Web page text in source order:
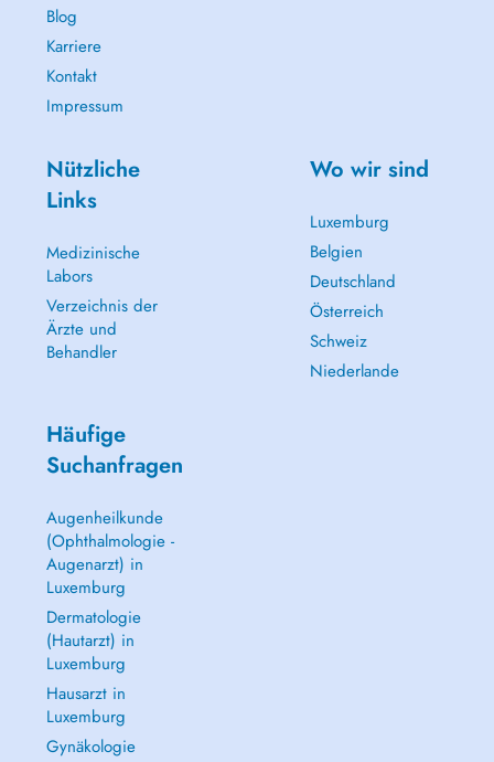
Blog
Karriere
Kontakt
Impressum
Nützliche
Links
Medizinische
Labors
Verzeichnis der
Ärzte und
Behandler
Wo wir sind
Luxemburg
Belgien
Deutschland
Österreich
Schweiz
Niederlande
Häufige
Suchanfragen
Augenheilkunde
(Ophthalmologie -
Augenarzt) in
Luxemburg
Dermatologie
(Hautarzt) in
Luxemburg
Hausarzt in
Luxemburg
Gynäkologie